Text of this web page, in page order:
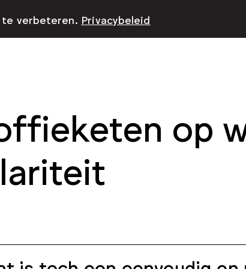
op
verbeteren. Privacybeleid